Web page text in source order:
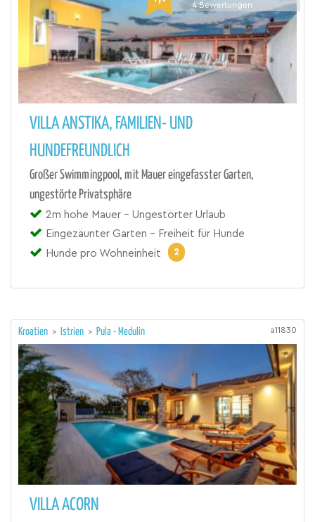
4 Bewertungen
VILLA ANSTIKA, FAMILIEN- UND
HUNDEFREUNDLICH
Großer Swimmingpool, mit Mauer eingefasster Garten,
ungestörte Privatsphäre
2m hohe Mauer - Ungestörter Urlaub
Eingezäunter Garten - Freiheit für Hunde
Hunde pro Wohneinheit
2
Kroatien > Istrien > Pula - Medulin a11830
VILLA ACORN